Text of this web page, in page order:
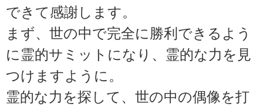
できて感謝します。
まず、世の中で完全に勝利できるよう
に霊的サミットになり、霊的な力を見
つけますように。
霊的な力を探して、世の中の偶像を打